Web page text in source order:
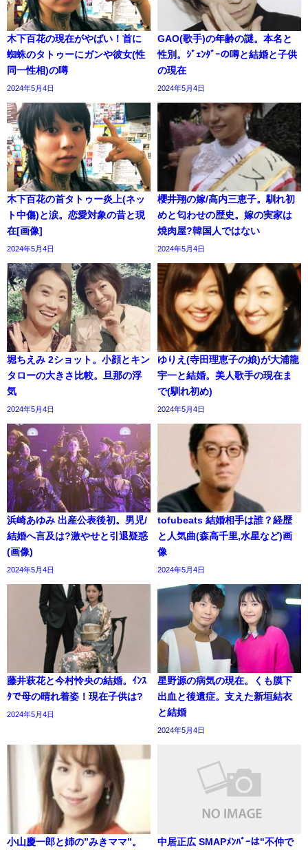
木下百花の現在がやばい！首に
蜘蛛のタトゥーにガンや彼女(性
同一性相)の噂
2024年5月4日
GAO(歌手)の年齢の謎。本名と
性別。ｼﾞｪﾝﾀﾞｰの噂と結婚と子供
の現在
2024年5月4日
木下百花の首タトゥー炎上(ネッ
ト中傷)と涙。恋愛対象の昔と現
在[画像]
2024年5月4日
櫻井翔の嫁/高内三恵子。馴れ初
めと匂わせの歴史。嫁の実家は
焼肉屋?韓国人ではない
2024年5月4日
堀ちえみ 2ショット。小顔とキン
タローの大きさ比較。旦那の浮
気
2024年5月4日
ゆりえ(寺田理恵子の娘)が大浦龍
宇一と結婚。美人歌手の現在ま
で(馴れ初め)
2024年5月4日
浜崎あゆみ 出産公表後初。男児/
結婚へ言及は?激やせと引退疑惑
(画像)
2024年5月4日
tofubeats 結婚相手は誰？経歴
と人気曲(森高千里,水星など)画
像
2024年5月4日
藤井萩花と今村怜央の結婚。ｲﾝｽ
ﾀで母の晴れ着姿！現在子供は?
2024年5月4日
星野源の病気の現在。くも膜下
出血と後遺症。支えた新垣結衣
と結婚
2024年5月4日
小山慶一郎と姉の”みきママ”。 中居正広 SMAPﾒﾝﾊﾞｰは"不仲で